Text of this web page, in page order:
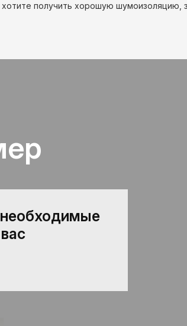
получить хорошую шумоизоляцию,